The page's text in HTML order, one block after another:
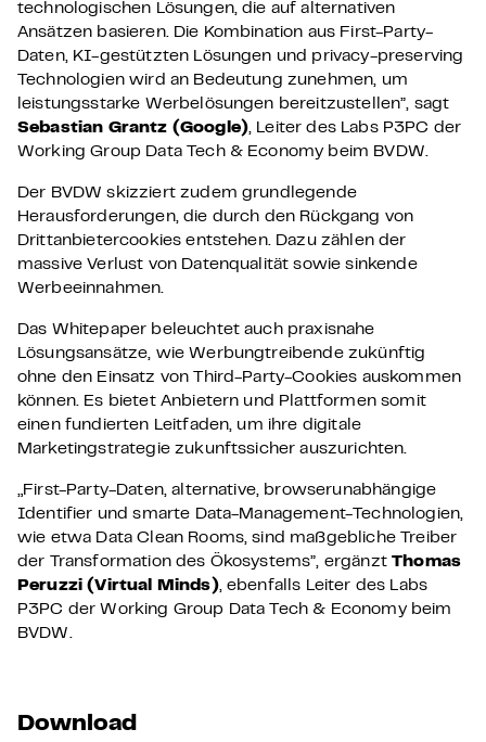
technologischen Lösungen, die auf alternativen
Ansätzen basieren. Die Kombination aus First-Party-
Daten, KI-gestützten Lösungen und privacy-preserving
Technologien wird an Bedeutung zunehmen, um
leistungsstarke Werbelösungen bereitzustellen”, sagt
Sebastian Grantz (Google), Leiter des Labs P3PC der
Working Group Data Tech & Economy beim BVDW.
Der BVDW skizziert zudem grundlegende
Herausforderungen, die durch den Rückgang von
Drittanbietercookies entstehen. Dazu zählen der
massive Verlust von Datenqualität sowie sinkende
Werbeeinnahmen.
Das Whitepaper beleuchtet auch praxisnahe
Lösungsansätze, wie Werbungtreibende zukünftig
ohne den Einsatz von Third-Party-Cookies auskommen
können. Es bietet Anbietern und Plattformen somit
einen fundierten Leitfaden, um ihre digitale
Marketingstrategie zukunftssicher auszurichten.
„First-Party-Daten, alternative, browserunabhängige
Identifier und smarte Data-Management-Technologien,
wie etwa Data Clean Rooms, sind maßgebliche Treiber
der Transformation des Ökosystems”, ergänztThomas
Peruzzi(Virtual Minds), ebenfalls Leiter des Labs
P3PC der Working Group Data Tech & Economy beim
BVDW.
Download